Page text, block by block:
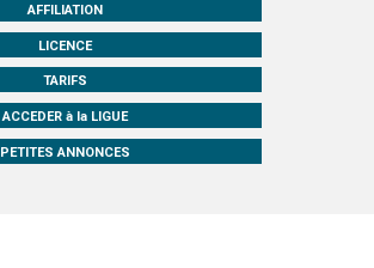
AFFILIATION
LICENCE
TARIFS
ACCEDER à la LIGUE
PETITES ANNONCES